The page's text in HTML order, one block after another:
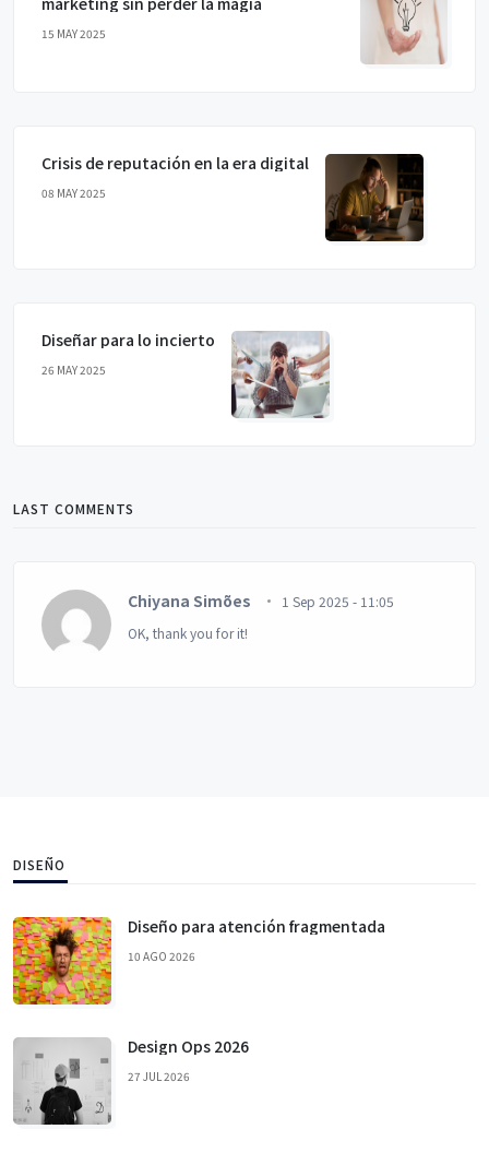
15 MAY 2025
Crisis de reputación en la era digital
08 MAY 2025
Diseñar para lo incierto
26 MAY 2025
LAST COMMENTS
Chiyana Simões
1 Sep 2025 - 11:05
OK, thank you for it!
DISEÑO
Diseño para atención fragmentada
10 AGO 2026
Design Ops 2026
27 JUL 2026